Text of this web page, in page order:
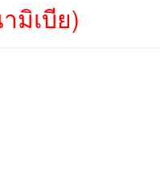
มิเบีย)